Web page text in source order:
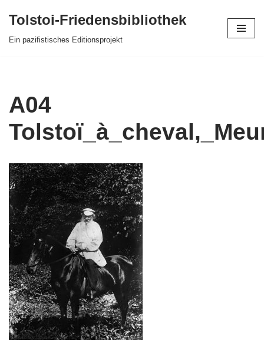
Tolstoi-Friedensbibliothek
Ein pazifistisches Editionsprojekt
A04